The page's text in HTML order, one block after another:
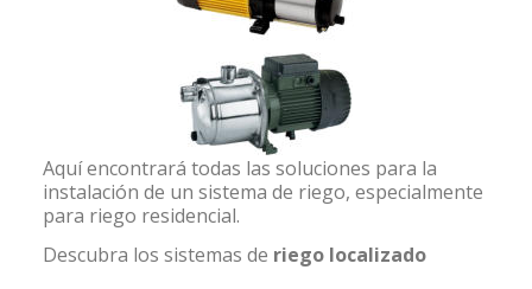
Aquí encontrará todas las soluciones para la
instalación de un sistema de riego, especialmente
para riego residencial.
Descubra los sistemas de riego localizado